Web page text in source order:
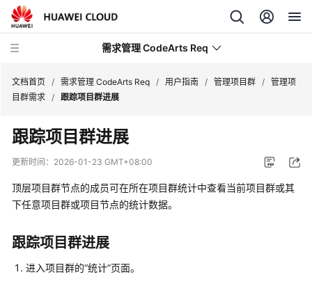
需求管理 CodeArts Req
最
新
动
产
介
绍
文档首页 / 需求管理 CodeArts Req / 用户指南 / 管理项目群 / 管理项
目群需求 / 跟踪项目群进展
跟踪项目群进展
更新时间： 2026-01-23 GMT+08:00
顶层项目群节点的成员可在所在项目群统计中查看当前项目群或其
下任意项目群或项目节点的统计数据。
跟踪项目群进展
进入项目群的“统计”页面。